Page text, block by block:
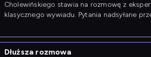
Cholewińskiego stawia na rozmowę z
klasycznego wywiadu. Pytania nadsyłane
Dłuższa rozmowa